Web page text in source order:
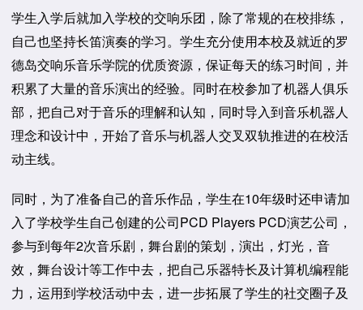
学生入学后就加入学校的交响乐团，除了常规的在校排练，
自己也坚持长笛演奏的学习。学生充分使用本校及就近的罗
德岛交响乐音乐学院的优质资源，保证每天的练习时间，并
积累了大量的音乐演出的经验。同时在校参加了机器人俱乐
部，把自己对于音乐的理解和认知，同时导入到音乐机器人
理念和设计中，开始了音乐与机器人交叉双轨推进的在校活
动主线。
同时，为了准备自己的音乐作品，学生在10年级时还申请加
入了学校学生自己创建的公司PCD Players PCD演艺公司，
参与到每年2次音乐剧，舞台剧的策划，演出，灯光，音
效，舞台设计等工作中去，把自己乐器特长及计算机编程能
力，运用到学校活动中去，进一步拓展了学生的社交圈子及